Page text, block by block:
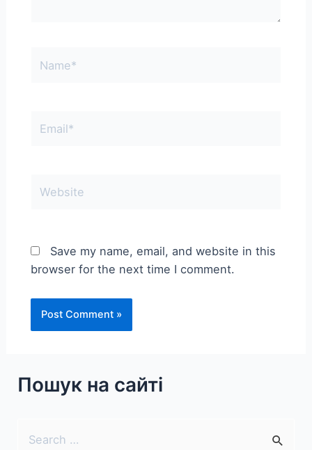
Save my name, email, and website in this
browser for the next time I comment.
Пошук на сайті